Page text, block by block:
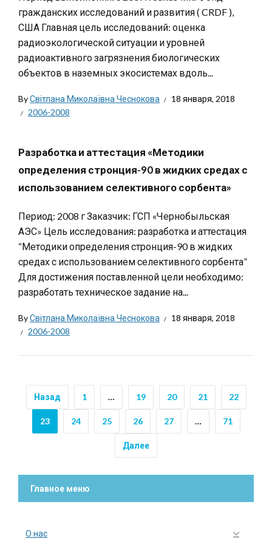
гражданских исследований и развития ( CRDF ),
США Главная цель исследований: оценка
радиоэкологической ситуации и уровней
радиоактивного загрязнения биологических
объектов в наземных экосистемах вдоль...
ByСвітлана Миколаївна Чеснокова
18 января, 2018
2006-2008
Разработка и аттестация «Методики
определения стронция-90 в жидких средах с
использованием селективного сорбента»
Период: 2008 г Заказчик: ГСП «Чернобыльская
АЭС» Цель исследования: разработка и аттестация
“Методики определения стронция-90 в жидких
средах с использованием селективного сорбента”
Для достижения поставленной цели необходимо:
разработать техническое задание на...
ByСвітлана Миколаївна Чеснокова
18 января, 2018
2006-2008
Назад 1 … 19 20 21 22
23 24 25 26 27 … 71
Далее
Главное меню
О нас